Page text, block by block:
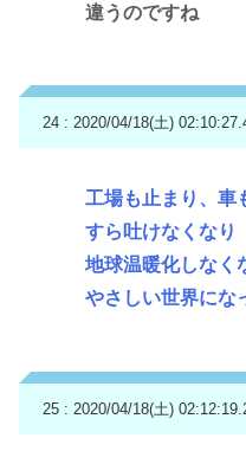
違うのですね
24 : 2020/04/18(土)
工場も止まり、車
すら吐けなくなり
地球温暖化しなく
やさしい世界にな
25 : 2020/04/18(土)